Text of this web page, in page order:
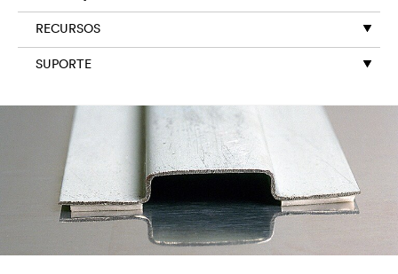
Expert
Thank
for
interest!
Please
complete
form
RECURSOS
SUPORTE